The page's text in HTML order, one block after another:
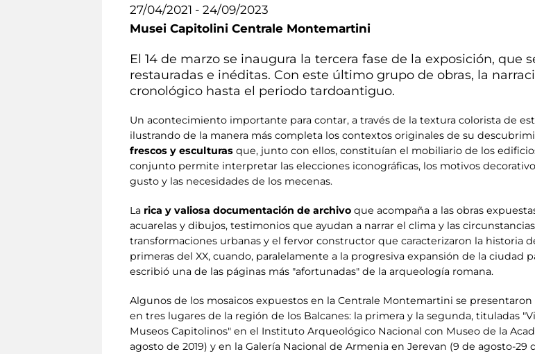
27/04/2021 - 24/09/2023
Musei Capitolini Centrale Montemartini
El 14 de marzo se inaugura la tercera fase de la exposición, que
restauradas e inéditas. Con este último grupo de obras, la
cronológico hasta el periodo tardoantiguo.
Un acontecimiento importante para contar, a través de la textura colorista de
ilustrando de la manera más completa los contextos originales de su
frescos y esculturas que, junto con ellos, constituían el mobiliario de los
conjunto permite interpretar las elecciones iconográficas, los motivos
gusto y las necesidades de los mecenas.
La rica y valiosa documentación de archivo que acompaña a las obras
acuarelas y dibujos, testimonios que ayudan a narrar el clima y las
transformaciones urbanas y el fervor constructor que caracterizaron la historia
primeras del XX, cuando, paralelamente a la progresiva expansión de la ciudad
escribió una de las páginas más "afortunadas" de la arqueología romana.
Algunos de los mosaicos expuestos en la Centrale Montemartini se
en tres lugares de la región de los Balcanes: la primera y la segunda, tituladas
Museos Capitolinos" en el Instituto Arqueológico Nacional con Museo de la
agosto de 2019) y en la Galería Nacional de Armenia en Jerevan (9 de agosto-